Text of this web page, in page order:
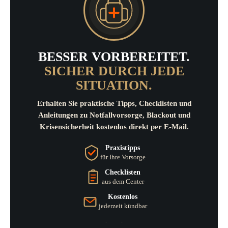
BESSER VORBEREITET.
SICHER DURCH JEDE
SITUATION.
Erhalten Sie praktische Tipps, Checklisten und
Anleitungen zu Notfallvorsorge, Blackout und
Krisensicherheit kostenlos direkt per E-Mail.
Praxistipps
für Ihre Vorsorge
Checklisten
aus dem Center
Kostenlos
jederzeit kündbar